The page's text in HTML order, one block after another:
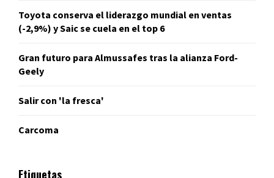
Toyota conserva el liderazgo mundial en ventas
(-2,9%) y Saic se cuela en el top 6
Gran futuro para Almussafes tras la alianza Ford-
Geely
Salir con 'la fresca'
Carcoma
Etiquetas